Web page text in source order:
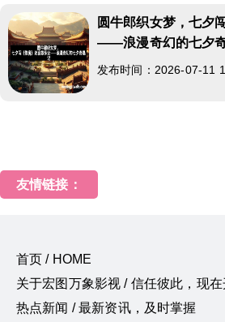
圆牛郎织女梦，七夕
——浪漫奇幻的七夕
发布时间：2026-07-11
友情链接：
首页 / HOME
关于宏图万象影视 / 信任彼此，现
热点新闻 / 最新资讯，及时掌握